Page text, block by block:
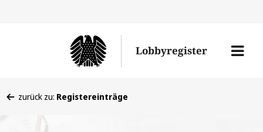
Lobbyregister
Menü
befinden
zurück zu: Registereinträge